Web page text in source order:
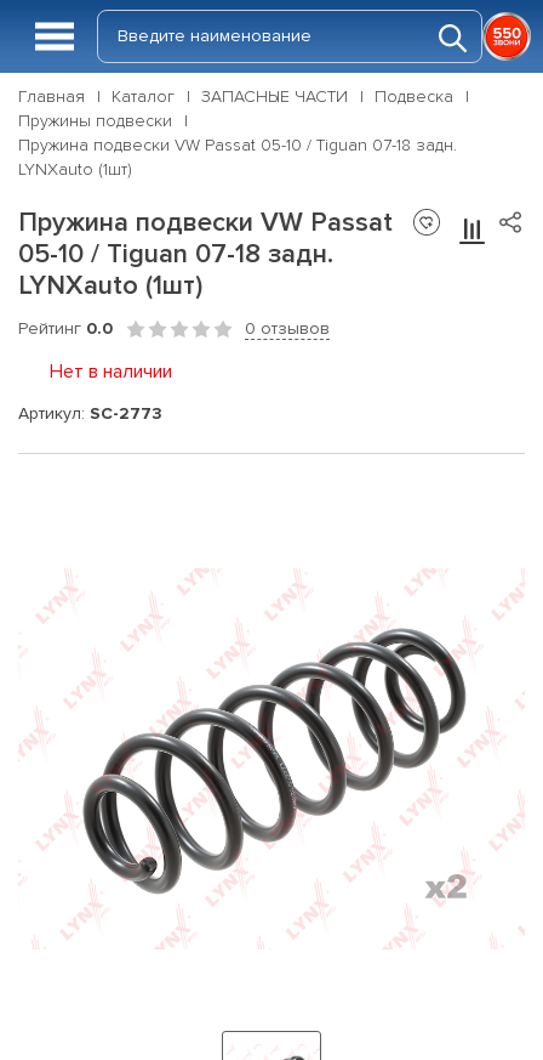
Главная Каталог ЗАПАСНЫЕ ЧАСТИ
Подвеска
Пружины подвески
Пружина подвески VW Passat 05-10 / Tiguan 07-18 задн.
LYNXauto (1шт)
Пружина подвески VW Passat
05-10 / Tiguan 07-18 задн.
LYNXauto (1шт)
Рейтинг 0.0 0 отзывов
Нет в наличии
Артикул: SC-2773